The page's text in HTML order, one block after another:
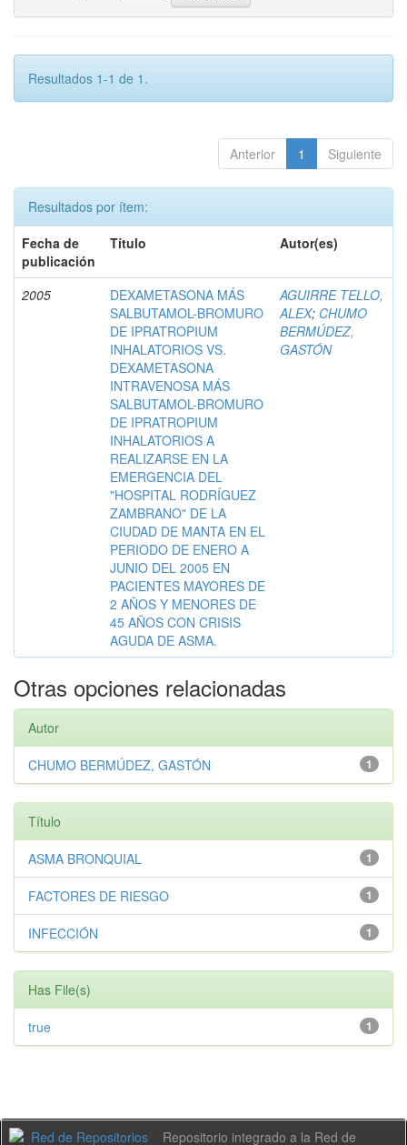
Resultados 1-1 de 1.
Anterior 1 Siguiente
Resultados por ítem:
Fecha de
publicación
Título Autor(es)
2005
DEXAMETASONA MÁS
SALBUTAMOL-BROMURO
DE IPRATROPIUM
INHALATORIOS VS.
DEXAMETASONA
INTRAVENOSA MÁS
SALBUTAMOL-BROMURO
DE IPRATROPIUM
INHALATORIOS A
REALIZARSE EN LA
EMERGENCIA DEL
"HOSPITAL RODRÍGUEZ
ZAMBRANO" DE LA
CIUDAD DE MANTA EN EL
PERIODO DE ENERO A
JUNIO DEL 2005 EN
PACIENTES MAYORES DE
2 AÑOS Y MENORES DE
45 AÑOS CON CRISIS
AGUDA DE ASMA.
AGUIRRE TELLO,
ALEX; CHUMO
BERMÚDEZ,
GASTÓN
Otras opciones relacionadas
Autor
1
CHUMO BERMÚDEZ, GASTÓN
Título
1
ASMA BRONQUIAL
1
FACTORES DE RIESGO
1
INFECCIÓN
Has File(s)
1
true
Repositorio integrado a la Red de